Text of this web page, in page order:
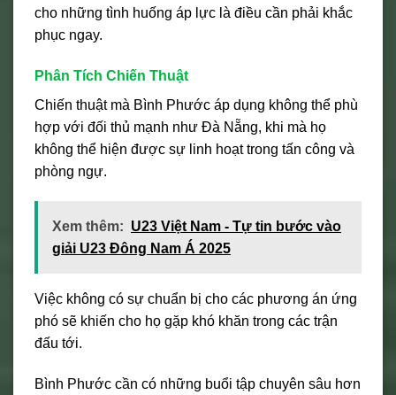
cho những tình huống áp lực là điều cần phải khắc
phục ngay.
Phân Tích Chiến Thuật
Chiến thuật mà Bình Phước áp dụng không thể phù
hợp với đối thủ mạnh như Đà Nẵng, khi mà họ
không thể hiện được sự linh hoạt trong tấn công và
phòng ngự.
Xem thêm: U23 Việt Nam - Tự tin bước vào
giải U23 Đông Nam Á 2025
Việc không có sự chuẩn bị cho các phương án ứng
phó sẽ khiến cho họ gặp khó khăn trong các trận
đấu tới.
Bình Phước cần có những buổi tập chuyên sâu hơn